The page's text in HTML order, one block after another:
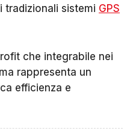
tradizionali sistemi GPS
che integrabile nei
rappresenta un
efficienza e